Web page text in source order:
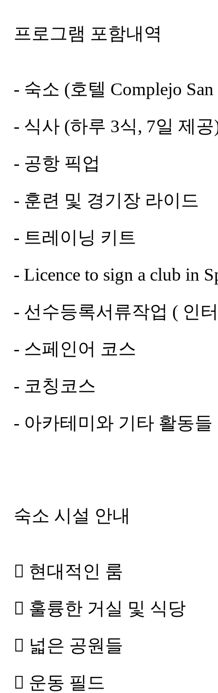
프로그램 포함내역
- 숙소 (호텔 Complejo San
- 식사 (하루 3식, 7일 제공
- 공항 픽업
- 훈련 및 경기장 라이드
- 트레이닝 키트
- Licence to sign a club in
- 선수등록서류작업 ( 인
- 스페인어 코스
- 코칭코스
- 아카테미와 기타 활동들
숙소 시설 안내
 현대적인 룸
 훌륭한 거실 및 식당
 넓은 공원들
 운동 필드